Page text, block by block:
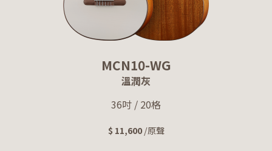
MCN10-WG
溫潤灰
36吋 / 20格
$ 11,600/原聲